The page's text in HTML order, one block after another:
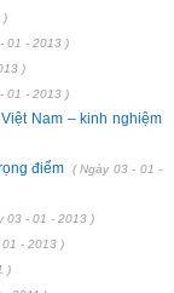
)
01 - 2013 )
)
01 - 2013 )
Nam – kinh nghiệm
điểm ( Ngày 03 - 01 -
03 - 01 - 2013 )
01 - 2013 )
)